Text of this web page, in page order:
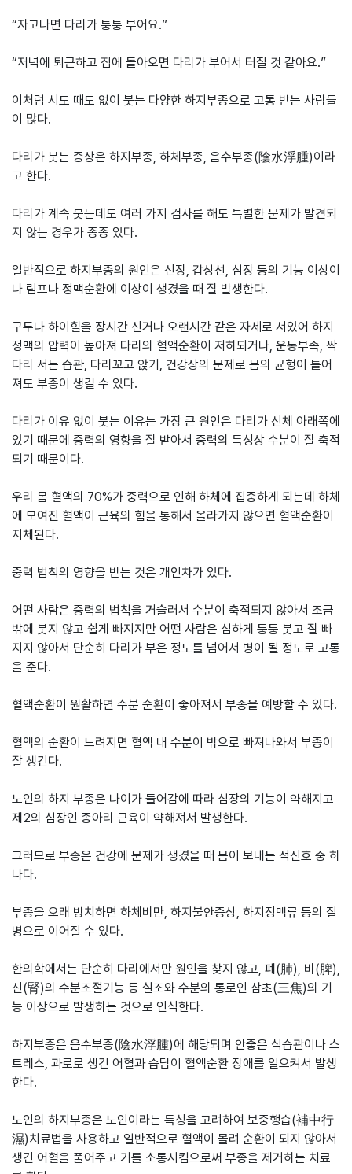
“자고나면 다리가 퉁퉁 부어요.”
“저녁에 퇴근하고 집에 돌아오면 다리가 부어서 터질 것 같아요.”
이처럼 시도 때도 없이 붓는 다양한 하지부종으로 고통 받는 사람들
이 많다.
다리가 붓는 증상은 하지부종, 하체부종, 음수부종(陰水浮腫)이라
고 한다.
다리가 계속 붓는데도 여러 가지 검사를 해도 특별한 문제가 발견되
지 않는 경우가 종종 있다.
일반적으로 하지부종의 원인은 신장, 갑상선, 심장 등의 기능 이상이
나 림프나 정맥순환에 이상이 생겼을 때 잘 발생한다.
구두나 하이힐을 장시간 신거나 오랜시간 같은 자세로 서있어 하지
정맥의 압력이 높아져 다리의 혈액순환이 저하되거나, 운동부족, 짝
다리 서는 습관, 다리꼬고 앉기, 건강상의 문제로 몸의 균형이 틀어
져도 부종이 생길 수 있다.
다리가 이유 없이 붓는 이유는 가장 큰 원인은 다리가 신체 아래쪽에
있기 때문에 중력의 영향을 잘 받아서 중력의 특성상 수분이 잘 축적
되기 때문이다.
우리 몸 혈액의 70%가 중력으로 인해 하체에 집중하게 되는데 하체
에 모여진 혈액이 근육의 힘을 통해서 올라가지 않으면 혈액순환이
지체된다.
중력 법칙의 영향을 받는 것은 개인차가 있다.
어떤 사람은 중력의 법칙을 거슬러서 수분이 축적되지 않아서 조금
밖에 붓지 않고 쉽게 빠지지만 어떤 사람은 심하게 퉁퉁 붓고 잘 빠
지지 않아서 단순히 다리가 부은 정도를 넘어서 병이 될 정도로 고통
을 준다.
혈액순환이 원활하면 수분 순환이 좋아져서 부종을 예방할 수 있다.
혈액의 순환이 느려지면 혈액 내 수분이 밖으로 빠져나와서 부종이
잘 생긴다.
노인의 하지 부종은 나이가 들어감에 따라 심장의 기능이 약해지고
제2의 심장인 종아리 근육이 약해져서 발생한다.
그러므로 부종은 건강에 문제가 생겼을 때 몸이 보내는 적신호 중 하
나다.
부종을 오래 방치하면 하체비만, 하지불안증상, 하지정맥류 등의 질
병으로 이어질 수 있다.
한의학에서는 단순히 다리에서만 원인을 찾지 않고, 폐(肺), 비(脾),
신(腎)의 수분조절기능 등 실조와 수분의 통로인 삼초(三焦)의 기
능 이상으로 발생하는 것으로 인식한다.
하지부종은 음수부종(陰水浮腫)에 해당되며 안좋은 식습관이나 스
트레스, 과로로 생긴 어혈과 습담이 혈액순환 장애를 일으켜서 발생
한다.
노인의 하지부종은 노인이라는 특성을 고려하여 보중행습(補中行
濕)치료법을 사용하고 일반적으로 혈액이 몰려 순환이 되지 않아서
생긴 어혈을 풀어주고 기를 소통시킴으로써 부종을 제거하는 치료